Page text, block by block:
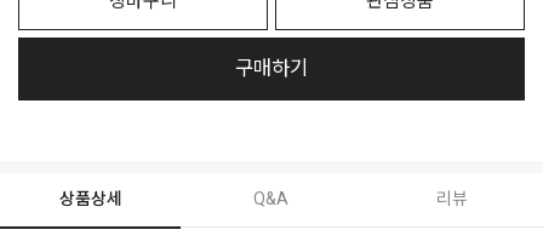
구매하기
상품상세 Q&A 리뷰